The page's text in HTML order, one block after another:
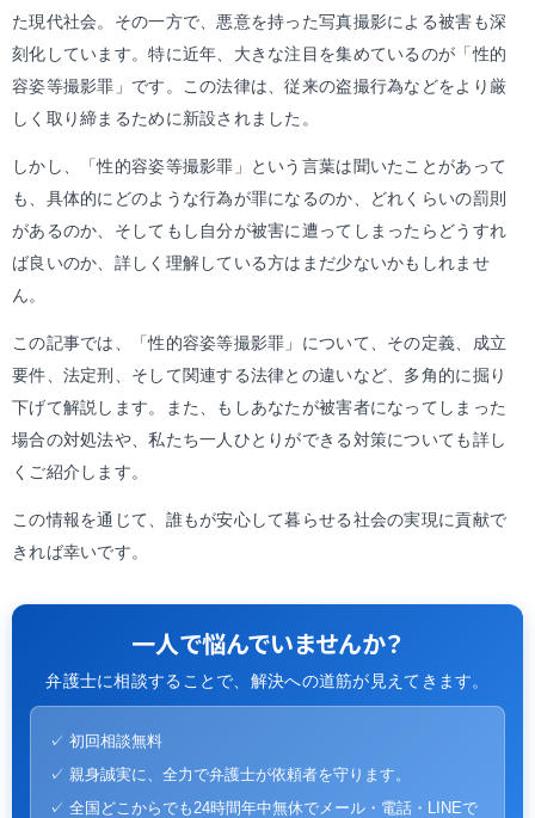
た現代社会。その一方で、悪意を持った写真撮影による被害も深
刻化しています。特に近年、大きな注目を集めているのが「性的
容姿等撮影罪」です。この法律は、従来の盗撮行為などをより厳
しく取り締まるために新設されました。
しかし、「性的容姿等撮影罪」という言葉は聞いたことがあって
も、具体的にどのような行為が罪になるのか、どれくらいの罰則
があるのか、そしてもし自分が被害に遭ってしまったらどうすれ
ば良いのか、詳しく理解している方はまだ少ないかもしれませ
ん。
この記事では、「性的容姿等撮影罪」について、その定義、成立
要件、法定刑、そして関連する法律との違いなど、多角的に掘り
下げて解説します。また、もしあなたが被害者になってしまった
場合の対処法や、私たち一人ひとりができる対策についても詳し
くご紹介します。
この情報を通じて、誰もが安心して暮らせる社会の実現に貢献で
きれば幸いです。
一人で悩んでいませんか？
弁護士に相談することで、解決への道筋が見えてきます。
✓ 初回相談無料
✓ 親身誠実に、全力で弁護士が依頼者を守ります。
✓ 全国どこからでも24時間年中無休でメール・電話・LINEで